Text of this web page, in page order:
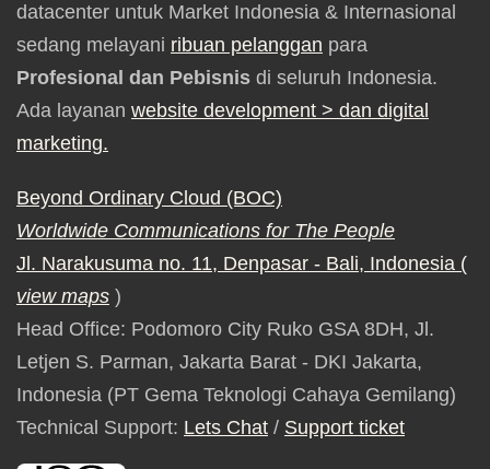
datacenter untuk Market Indonesia & Internasional
sedang melayani ribuan pelanggan para
Profesional dan Pebisnis di seluruh Indonesia.
Ada layanan website development > dan digital
marketing.
Beyond Ordinary Cloud (BOC)
Worldwide Communications for The People
Jl. Narakusuma no. 11, Denpasar - Bali, Indonesia (
view maps )
Head Office: Podomoro City Ruko GSA 8DH, Jl.
Letjen S. Parman, Jakarta Barat - DKI Jakarta,
Indonesia (PT Gema Teknologi Cahaya Gemilang)
Technical Support: Lets Chat / Support ticket